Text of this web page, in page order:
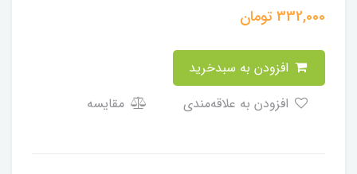
332,000تومان
مقایسه